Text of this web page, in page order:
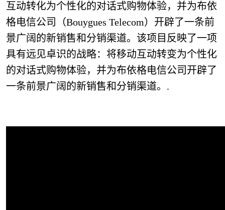
互动转化为个性化的对话式购物体验，并为布依
格电信公司（Bouygues Telecom）开辟了一条前
景广阔的新销售和分销渠道。该项目反映了一项
具有远见卓识的战略：将移动互动转变为个性化
的对话式购物体验，并为布依格电信公司开辟了
一条前景广阔的新销售和分销渠道。.